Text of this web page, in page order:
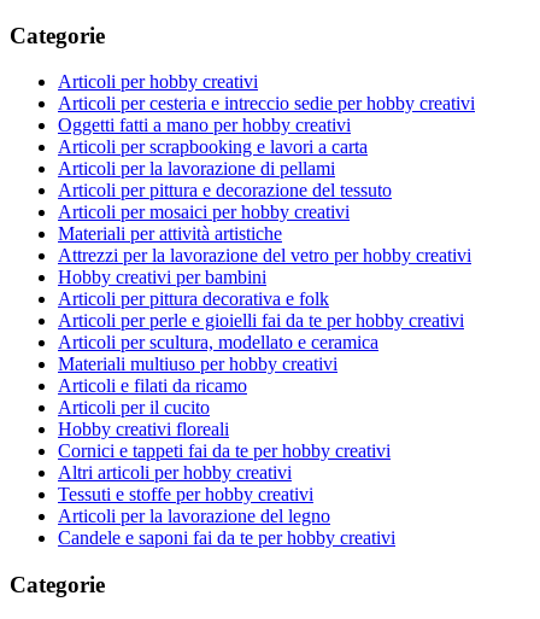
Categorie
Articoli per hobby creativi
Articoli per cesteria e intreccio sedie per hobby creativi
Oggetti fatti a mano per hobby creativi
Articoli per scrapbooking e lavori a carta
Articoli per la lavorazione di pellami
Articoli per pittura e decorazione del tessuto
Articoli per mosaici per hobby creativi
Materiali per attività artistiche
Attrezzi per la lavorazione del vetro per hobby creativi
Hobby creativi per bambini
Articoli per pittura decorativa e folk
Articoli per perle e gioielli fai da te per hobby creativi
Articoli per scultura, modellato e ceramica
Materiali multiuso per hobby creativi
Articoli e filati da ricamo
Articoli per il cucito
Hobby creativi floreali
Cornici e tappeti fai da te per hobby creativi
Altri articoli per hobby creativi
Tessuti e stoffe per hobby creativi
Articoli per la lavorazione del legno
Candele e saponi fai da te per hobby creativi
Categorie